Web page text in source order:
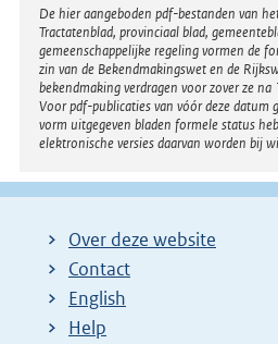
Disclaimer
De hier aangeboden pdf-bestanden van
Tractatenblad, provinciaal blad,
gemeenschappelijke regeling vormen de
zin van de Bekendmakingswet en de
bekendmaking verdragen voor zover ze
Voor pdf-publicaties van vóór deze datum
vorm uitgegeven bladen formele status
elektronische versies daarvan worden bij
Over deze website
Contact
English
Help